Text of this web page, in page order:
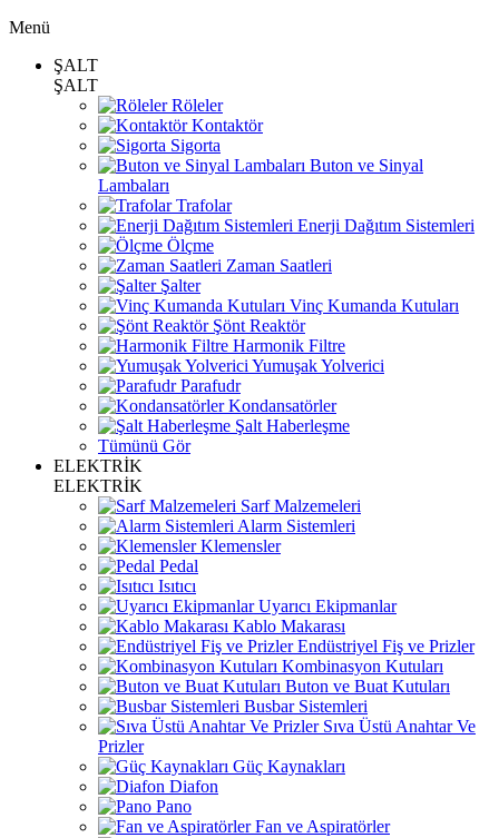
Menü
ŞALT
ŞALT
Röleler
Kontaktör
Sigorta
Buton ve Sinyal
Lambaları
Trafolar
Enerji Dağıtım Sistemleri
Ölçme
Zaman Saatleri
Şalter
Vinç Kumanda Kutuları
Şönt Reaktör
Harmonik Filtre
Yumuşak Yolverici
Parafudr
Kondansatörler
Şalt Haberleşme
Tümünü Gör
ELEKTRİK
ELEKTRİK
Sarf Malzemeleri
Alarm Sistemleri
Klemensler
Pedal
Isıtıcı
Uyarıcı Ekipmanlar
Kablo Makarası
Endüstriyel Fiş ve Prizler
Kombinasyon Kutuları
Buton ve Buat Kutuları
Busbar Sistemleri
Sıva Üstü Anahtar Ve
Prizler
Güç Kaynakları
Diafon
Pano
Fan ve Aspiratörler